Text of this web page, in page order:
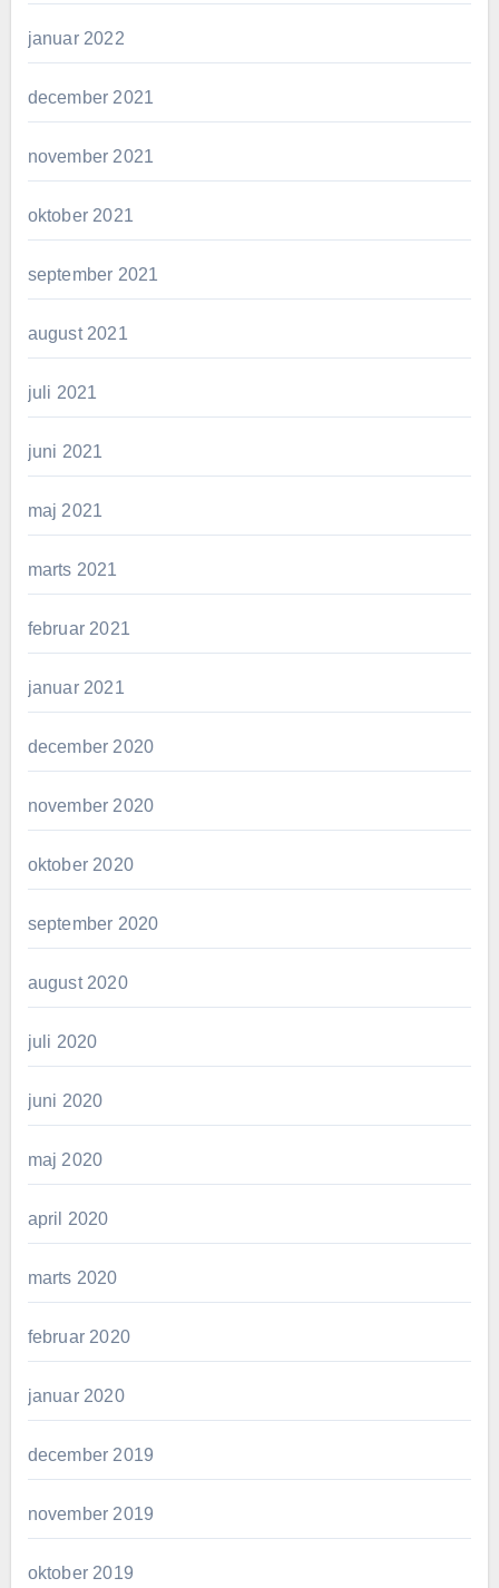
januar 2022
december 2021
november 2021
oktober 2021
september 2021
august 2021
juli 2021
juni 2021
maj 2021
marts 2021
februar 2021
januar 2021
december 2020
november 2020
oktober 2020
september 2020
august 2020
juli 2020
juni 2020
maj 2020
april 2020
marts 2020
februar 2020
januar 2020
december 2019
november 2019
oktober 2019